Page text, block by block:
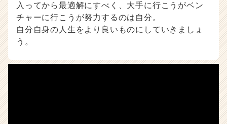
入ってから最適解にすべく、大手に行こうがベン
チャーに行こうが努力するのは自分。
自分自身の人生をより良いものにしていきましょ
う。